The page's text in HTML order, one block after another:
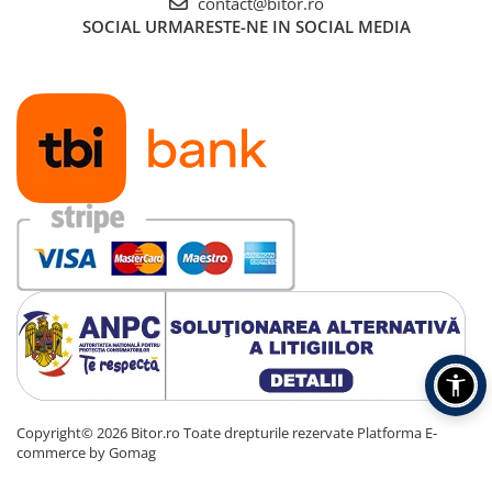
Memorii RAM
Stick-uri USB
Memorii Server
Surse de alimentare
Surse de Alimentare PC
Ventilatoare & Sisteme de Răcire
Răcire PC
Ventilatoare & Sisteme de Răcire
Carcase
Accesorii componente
Accesorii componente - altele
Unități optice
SOCIAL URMARESTE-NE IN SOCIAL MEDIA
Copyright© 2026 Bitor.ro Toate drepturile rezervate Platforma E-
commerce by Gomag